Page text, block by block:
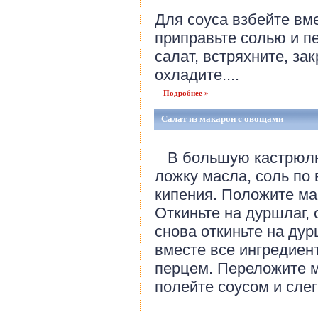
Для соуса взбейте
приправьте солью и
салат, встряхните,
охладите....
Подробнее »
Салат из макарон с овощами
В большую
ложку масла, соль по
кипения. Положите
Откиньте на
снова откиньте на
вместе все
перцем. Переложите
полейте соусом и